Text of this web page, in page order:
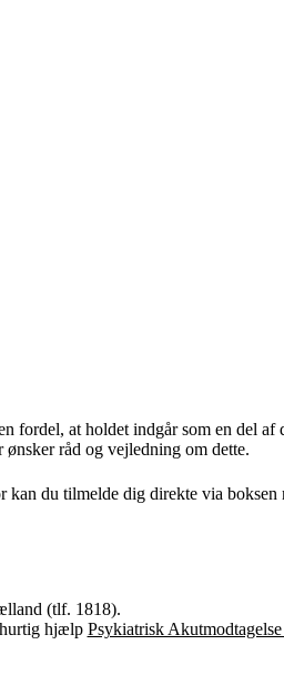
fordel, at holdet indgår som en del af
råd og vejledning om dette.
du tilmelde dig direkte via boksen
(tlf. 1818).
hjælp Psykiatrisk